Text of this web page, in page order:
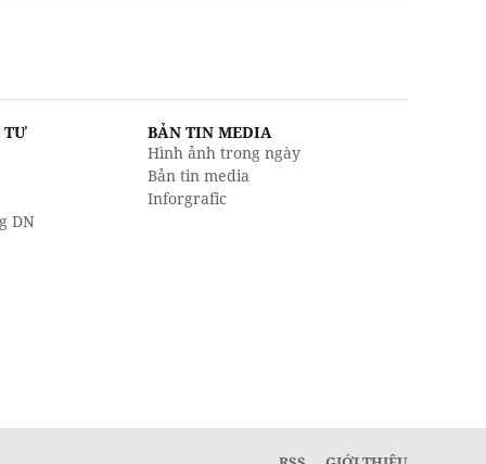
TƯ
DN
BẢN TIN MEDIA
Hình ảnh trong ngày
Bản tin media
Inforgrafic